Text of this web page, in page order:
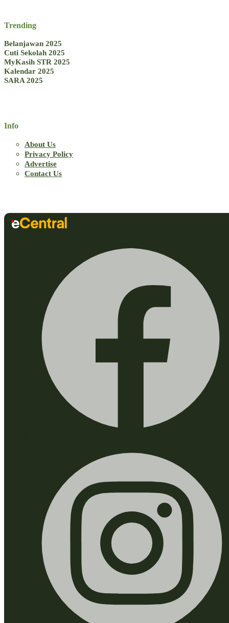
Trending
Belanjawan 2025
Cuti Sekolah 2025
MyKasih STR 2025
Kalendar 2025
SARA 2025
Info
About Us
Privacy Policy
Advertise
Contact Us